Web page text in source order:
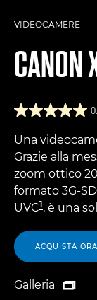
VIDEOCAMERE
CANON
Una
Grazie alla
zoom ottico
formato 3G-
UVC1, è una
ACQUISTA ORA
Galleria
Galleria
